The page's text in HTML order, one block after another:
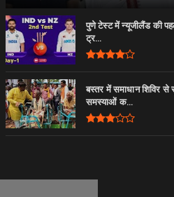
पुणे टेस्ट में न्यूजीलैंड की
ट्र...
बस्तर में समाधान शिविर
समस्याओं क...